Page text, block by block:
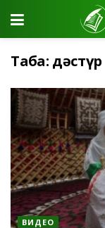
Таңба: дәстүр
ВИДЕО